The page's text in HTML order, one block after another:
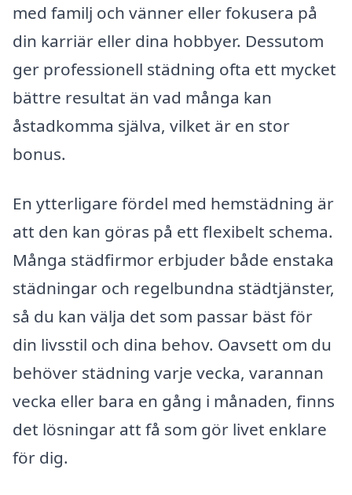
med familj och vänner eller fokusera på
din karriär eller dina hobbyer. Dessutom
ger professionell städning ofta ett mycket
bättre resultat än vad många kan
åstadkomma själva, vilket är en stor
bonus.
En ytterligare fördel med hemstädning är
att den kan göras på ett flexibelt schema.
Många städfirmor erbjuder både enstaka
städningar och regelbundna städtjänster,
så du kan välja det som passar bäst för
din livsstil och dina behov. Oavsett om du
behöver städning varje vecka, varannan
vecka eller bara en gång i månaden, finns
det lösningar att få som gör livet enklare
för dig.